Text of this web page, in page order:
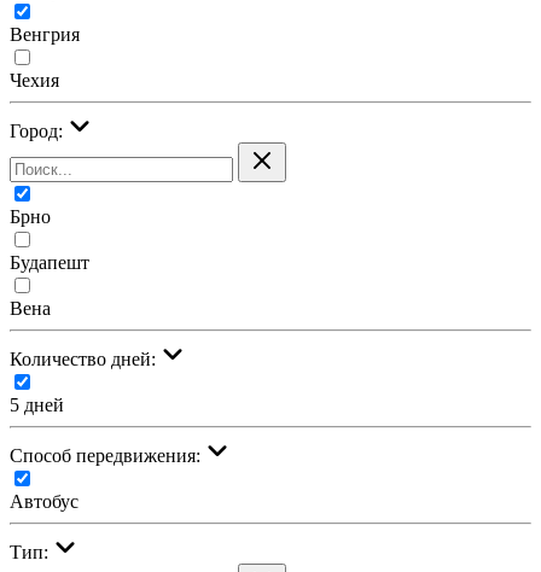
Венгрия
Чехия
Город:
Брно
Будапешт
Вена
Количество дней:
5 дней
Cпособ передвижения:
Автобус
Тип: